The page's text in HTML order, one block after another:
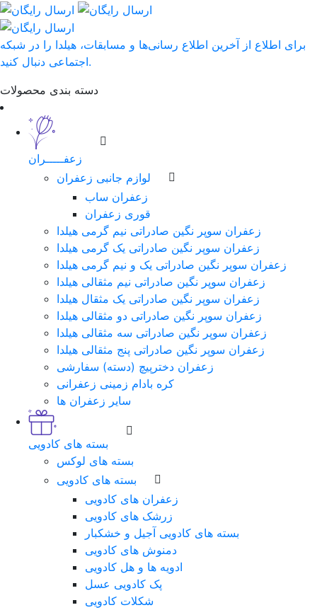
برای اطلاع از آخرین اطلاع رسانی‌ها و مسابقات، هیلدا را در شبکه
اجتماعی دنبال کنید.
دسته بندی محصولات
زعفـــــران
لوازم جانبی زعفران
زعفران ساب
قوری زعفران
زعفران سوپر نگین صادراتی نیم گرمی هیلدا
زعفران سوپر نگین صادراتی یک گرمی هیلدا
زعفران سوپر نگین صادراتی یک و نیم گرمی هیلدا
زعفران سوپر نگین صادراتی نیم مثقالی هیلدا
زعفران سوپر نگین صادراتی یک مثقال هیلدا
زعفران سوپر نگین صادراتی دو مثقالی هیلدا
زعفران سوپر نگین صادراتی سه مثقالی هیلدا
زعفران سوپر نگین صادراتی پنج مثقالی هیلدا
زعفران دخترپیچ (دسته) سفارشی
کره بادام زمینی زعفرانی
سایر زعفران ها
بسته های کادویی
بسته های لوکس
بسته های کادویی
زعفران های کادویی
زرشک های کادویی
بسته های کادویی آجیل و خشکبار
دمنوش های کادویی
ادویه ها و هل کادویی
پک کادویی عسل
شکلات کادویی